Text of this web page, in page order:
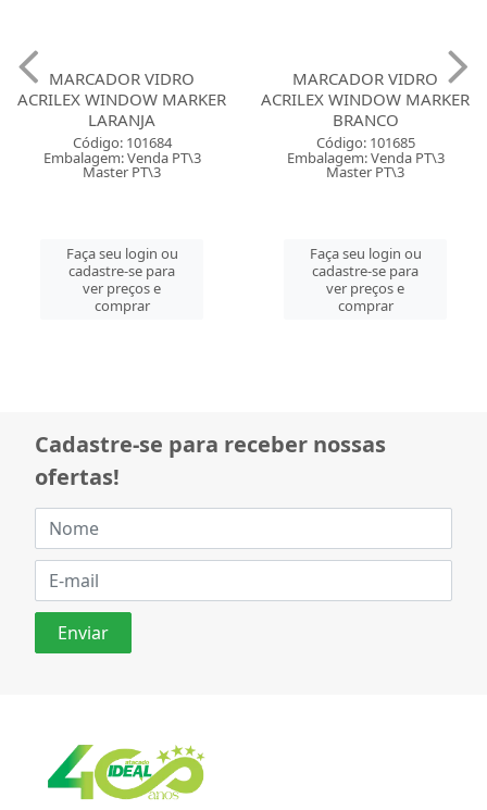
MARCADOR VIDRO
ACRILEX WINDOW MARKER
LARANJA
Código: 101684
Embalagem: Venda PT\3
Master PT\3
Faça seu login ou
cadastre-se para
ver preços e
comprar
MARCADOR VIDRO
ACRILEX WINDOW MARKER
BRANCO
Código: 101685
Embalagem: Venda PT\3
Master PT\3
Faça seu login ou
cadastre-se para
ver preços e
comprar
Cadastre-se para receber nossas
ofertas!